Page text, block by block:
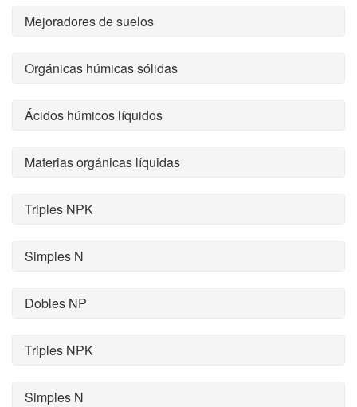
Mejoradores de suelos
Orgánicas húmicas sólidas
Ácidos húmicos líquidos
Materias orgánicas líquidas
Triples NPK
Simples N
Dobles NP
Triples NPK
Simples N